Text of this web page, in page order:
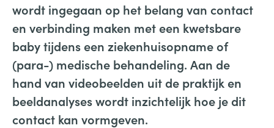
wordt ingegaan op het belang van contact
en verbinding maken met een kwetsbare
baby tijdens een ziekenhuisopname of
(para-) medische behandeling. Aan de
hand van videobeelden uit de praktijk en
beeldanalyses wordt inzichtelijk hoe je dit
contact kan vormgeven.